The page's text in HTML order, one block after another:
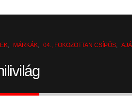
MÁRKÁK 04., FOKOZOTTAN CSÍPŐS